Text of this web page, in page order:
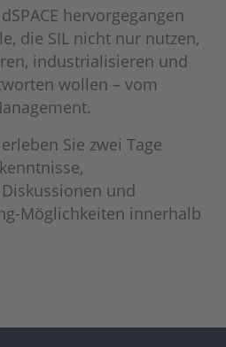
hervorgegangen
die SIL nicht nur nutzen,
industrialisieren und
wollen – vom
Sie zwei Tage
und
Möglichkeiten innerhalb